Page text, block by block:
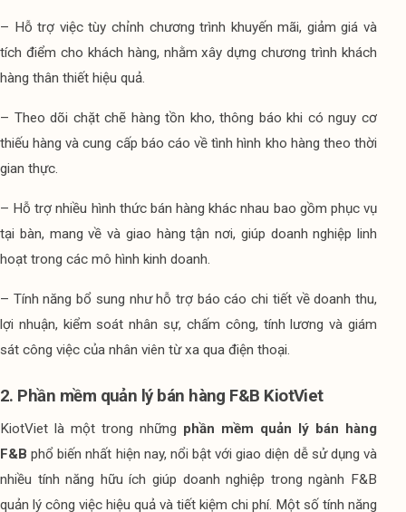
– Hỗ trợ việc tùy chỉnh chương trình khuyến mãi, giảm giá và
tích điểm cho khách hàng, nhằm xây dựng chương trình khách
hàng thân thiết hiệu quả.
– Theo dõi chặt chẽ hàng tồn kho, thông báo khi có nguy cơ
thiếu hàng và cung cấp báo cáo về tình hình kho hàng theo thời
gian thực.
– Hỗ trợ nhiều hình thức bán hàng khác nhau bao gồm phục vụ
tại bàn, mang về và giao hàng tận nơi, giúp doanh nghiệp linh
hoạt trong các mô hình kinh doanh.
– Tính năng bổ sung như hỗ trợ báo cáo chi tiết về doanh thu,
lợi nhuận, kiểm soát nhân sự, chấm công, tính lương và giám
sát công việc của nhân viên từ xa qua điện thoại.
2. Phần mềm quản lý bán hàng F&B KiotViet
KiotViet là một trong những phần mềm quản lý bán hàng
F&B phổ biến nhất hiện nay, nổi bật với giao diện dễ sử dụng và
nhiều tính năng hữu ích giúp doanh nghiệp trong ngành F&B
quản lý công việc hiệu quả và tiết kiệm chi phí. Một số tính năng